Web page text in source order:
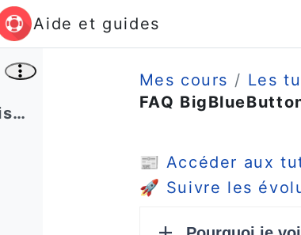
Aide et guides
🍏 Bases de connaissances
Mes cours Les
FAQ
📰 Accéder aux
🚀 Suivre les